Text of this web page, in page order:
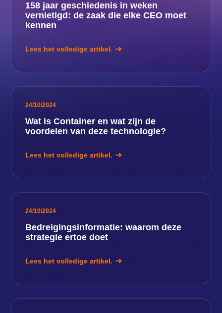
158 jaar geschiedenis in weken
vernietigd: de zaak die elke CEO moet
kennen
Lees het volledige artikel.
24/10/2024
Wat is Container en wat zijn de
voordelen van deze technologie?
Lees het volledige artikel.
24/10/2024
Bedreigingsinformatie: waarom deze
strategie ertoe doet
Lees het volledige artikel.